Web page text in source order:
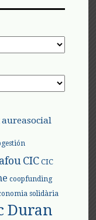
aureasocial
CIC CIC
coopfunding
solidària
Duran